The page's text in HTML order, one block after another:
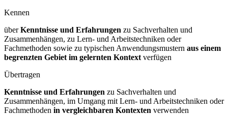
Kennen
überKenntnisse und Erfahrungen zu Sachverhalten und
Zusammenhängen, zu Lern- und Arbeitstechniken oder
Fachmethoden sowie zu typischen Anwendungsmustern aus einem
begrenzten Gebiet im gelernten Kontext verfügen
Übertragen
Kenntnisse und Erfahrungen zu Sachverhalten und
Zusammenhängen, im Umgang mit Lern- und Arbeitstechniken oder
Fachmethoden in vergleichbaren Kontexten verwenden